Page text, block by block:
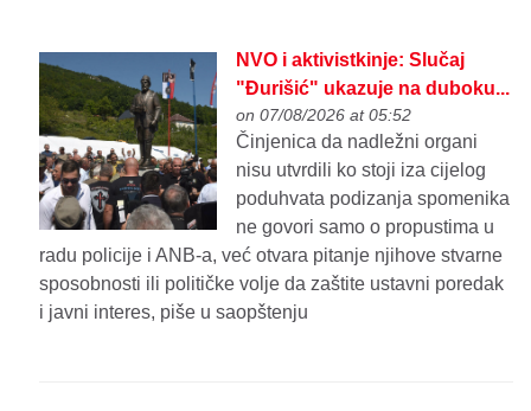
NVO i aktivistkinje: Slučaj
"Đurišić" ukazuje na duboku...
on 07/08/2026 at 05:52
Činjenica da nadležni organi
nisu utvrdili ko stoji iza cijelog
poduhvata podizanja spomenika
ne govori samo o propustima u
radu policije i ANB-a, već otvara pitanje njihove stvarne
sposobnosti ili političke volje da zaštite ustavni poredak
i javni interes, piše u saopštenju